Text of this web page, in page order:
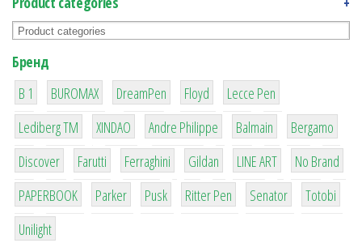
Бренд
B 1
1
BUROMAX
1
DreamPen
2
Floyd
2
Lecce Pen
3
Lediberg ТМ
3
XINDAO
1
Andre Philippe
4
Balmain
26
Bergamo
64
Discover
299
Farutti
4
Ferraghini
42
Gildan
4
LINE ART
90
No Brand
8
PAPERBOOK
6
Parker
2
Pusk
22
Ritter Pen
15
Senator
43
Totobi
1
Unilight